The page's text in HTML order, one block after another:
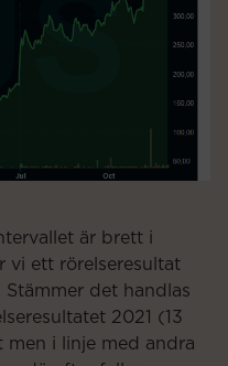
är brett i
vi ett rörelseresultat
det handlas
2021 (13
i linje med andra